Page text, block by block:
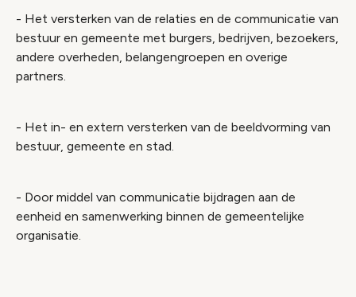
- Het versterken van de relaties en de communicatie van
bestuur en gemeente met burgers, bedrijven, bezoekers,
andere overheden, belangengroepen en overige
partners.
- Het in- en extern versterken van de beeldvorming van
bestuur, gemeente en stad.
- Door middel van communicatie bijdragen aan de
eenheid en samenwerking binnen de gemeentelijke
organisatie.